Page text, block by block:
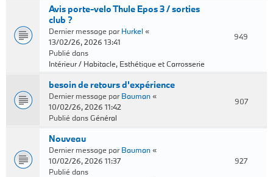
Avis porte-velo Thule Epos 3 / sorties
club ?
Dernier message parHurkel «
13/02/26, 2026 13:41
Publié dans
Intérieur / Habitacle, Esthétique et Carrosserie
949
besoin de retours d'expérience
Dernier message parBauman«
10/02/26, 2026 11:42
Publié dansGénéral
907
Nouveau
Dernier message parBauman«
10/02/26, 2026 11:37
Publié dans
927